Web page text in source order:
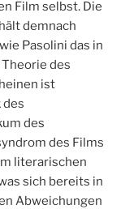
Film selbst. Die
demnach
Pasolini das in
des
ist
des
des
des Films
literarischen
sich bereits in
Abweichungen